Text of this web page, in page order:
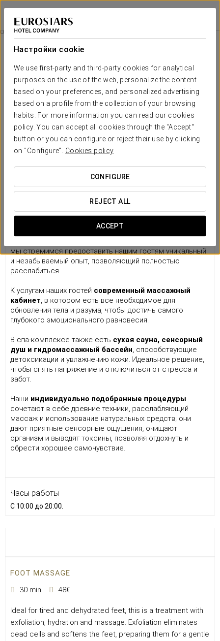
Настройки cookie
We use first-party and third-party cookies for analytical
purposes on the use of the web, personalize the content
based on your preferences, and personalized advertising
based on a profile from the collection of your browsing
habits. For more information you can read our cookies
policy. You can accept all cookies through the "Accept"
button or you can configure or reject their use by clicking
on "Configure". Cookies policy
CONFIGURE
REJECT ALL
ACCEPT
Eurostars Matosinhos
ПОРТУ - МАТОЗИНЬЮШ
Spa
мы стремимся предоставить нашим гостям уникальный
и незабываемый опыт, позволяющий полностью
расслабиться.
К услугам наших гостей современный массажный
кабинет, в котором есть все необходимое для
обновления тела и разума, чтобы достичь самого
глубокого эмоционального равновесия.
В спа-комплексе также есть сухая сауна, сенсорный
душ и гидромассажный бассейн, способствующие
детоксикации и увлажнению кожи. Идеальное решение,
чтобы снять напряжение и отключиться от стресса и
забот.
Наши индивидуально подобранные процедуры
сочетают в себе древние техники, расслабляющий
массаж и использование натуральных средств; они
дают приятные сенсорные ощущения, очищают
организм и выводят токсины, позволяя отдохнуть и
обрести хорошее самочувствие.
Часы работы
С 10:00 до 20:00.
FOOT MASSAGE
30 min
48€
Ideal for tired and dehydrated feet, this is a treatment with
exfoliation, hydration and massage. Exfoliation eliminates
dead cells and softens the feet, preparing them for a gentle